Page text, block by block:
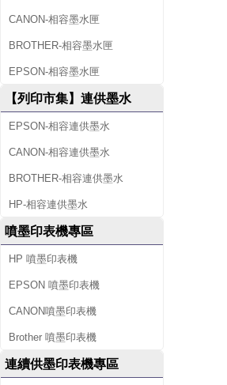
CANON-相容墨水匣
BROTHER-相容墨水匣
EPSON-相容墨水匣
【列印市集】連供墨水
EPSON-相容連供墨水
CANON-相容連供墨水
BROTHER-相容連供墨水
HP-相容連供墨水
噴墨印表機專區
HP 噴墨印表機
EPSON 噴墨印表機
CANON噴墨印表機
Brother 噴墨印表機
連續供墨印表機專區